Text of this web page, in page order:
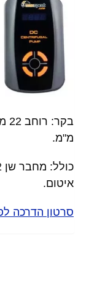
מ"מ.
איטום.
סרטון הדרכה